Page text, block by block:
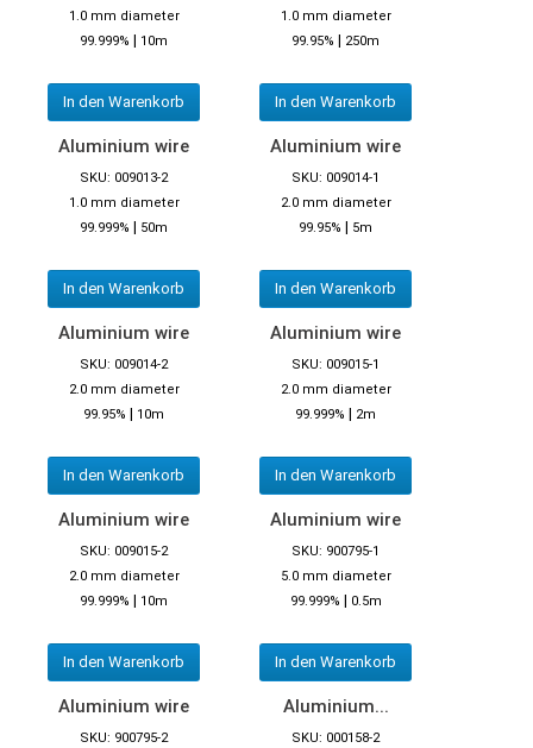
1.0 mm diameter
99.999% | 10m
In den Warenkorb
1.0 mm diameter
99.95% | 250m
In den Warenkorb
Aluminium wire
SKU: 009013-2
1.0 mm diameter
99.999% | 50m
In den Warenkorb
Aluminium wire
SKU: 009014-1
2.0 mm diameter
99.95% | 5m
In den Warenkorb
Aluminium wire
SKU: 009014-2
2.0 mm diameter
99.95% | 10m
In den Warenkorb
Aluminium wire
SKU: 009015-1
2.0 mm diameter
99.999% | 2m
In den Warenkorb
Aluminium wire
SKU: 009015-2
2.0 mm diameter
99.999% | 10m
In den Warenkorb
Aluminium wire
SKU: 900795-1
5.0 mm diameter
99.999% | 0.5m
In den Warenkorb
Aluminium wire
SKU: 900795-2
Aluminium...
SKU: 000158-2